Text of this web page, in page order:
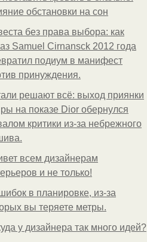
обстановки на сон
без права выбора: как
Samuel Cirnansck 2012 года
подиум в манифест
принуждения.
решают всё: выход приянки
на показе Dior обернулся
критики из-за небрежного
всем дизайнерам
и не только!
в планировке, из-за
вы теряете метры.
у дизайнера так много идей?